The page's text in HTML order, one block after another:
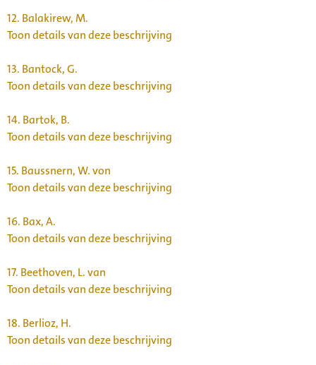
12. Balakirew, M.
Toon details van deze beschrijving
13. Bantock, G.
Toon details van deze beschrijving
14. Bartok, B.
Toon details van deze beschrijving
15. Baussnern, W. von
Toon details van deze beschrijving
16. Bax, A.
Toon details van deze beschrijving
17. Beethoven, L. van
Toon details van deze beschrijving
18. Berlioz, H.
Toon details van deze beschrijving